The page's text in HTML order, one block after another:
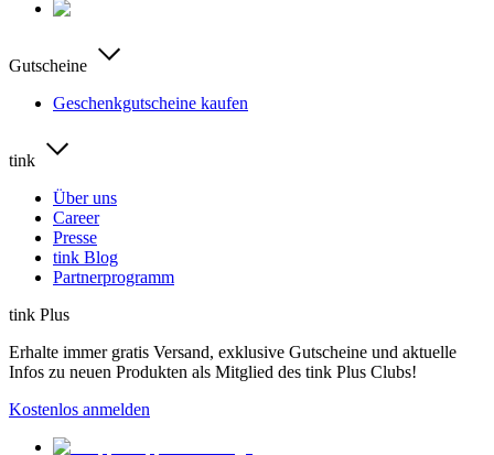
Gutscheine
Geschenkgutscheine kaufen
tink
Über uns
Career
Presse
tink Blog
Partnerprogramm
tink Plus
Erhalte immer gratis Versand, exklusive Gutscheine und aktuelle
Infos zu neuen Produkten als Mitglied des tink Plus Clubs!
Kostenlos anmelden